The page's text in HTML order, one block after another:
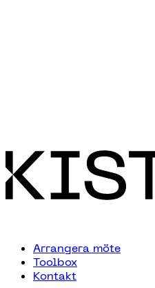
Arrangera möte
Toolbox
Kontakt